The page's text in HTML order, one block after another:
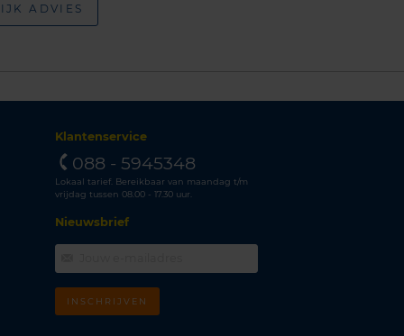
ADVIES
Klantenservice
088 - 5945348
Lokaal tarief. Bereikbaar van maandag t/m
vrijdag tussen 08.00 - 17.30 uur.
Nieuwsbrief
INSCHRIJVEN